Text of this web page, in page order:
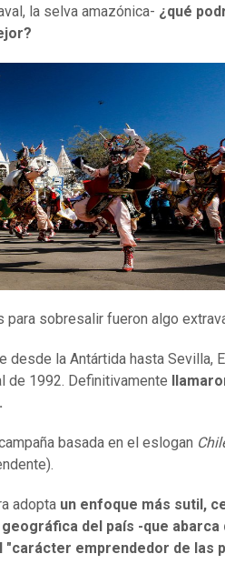
la selva amazónica- ¿qué
sobresalir fueron algo
desde la Antártida hasta Sevilla,
de 1992. Definitivamente
basada en el eslogan
adopta un enfoque más sutil,
del país -que abarca
emprendedor de las